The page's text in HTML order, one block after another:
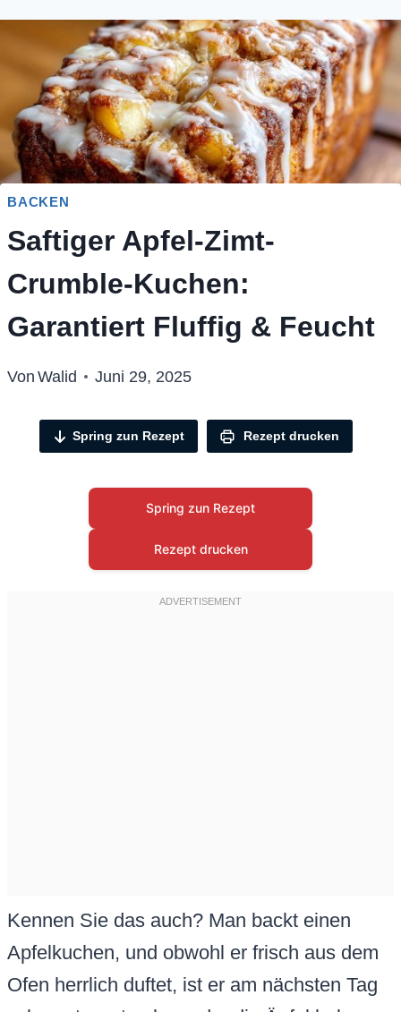
BACKEN
Saftiger Apfel-Zimt-
Crumble-Kuchen:
Garantiert Fluffig & Feucht
Von Walid Juni 29, 2025
Spring zun Rezept Rezept drucken
Spring zun Rezept
Rezept drucken
Kennen Sie das auch? Man backt einen
Apfelkuchen, und obwohl er frisch aus dem
Ofen herrlich duftet, ist er am nächsten Tag